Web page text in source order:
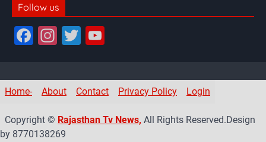
Follow us
F
e
b
o
In
gr
a
m
T
er T
u
b
Home- About Contact Privacy Policy Login
Copyright © Rajasthan Tv News, All Rights Reserved.Design
by 8770138269